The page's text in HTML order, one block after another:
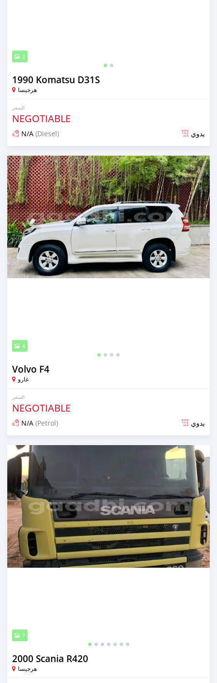
2
1990 Komatsu D31S
هرجيسا
السعر
NEGOTIABLE
N/A (Diesel) يدوي
تم النشر منذ 10 أشهر مضت
4
Volvo F4
غارو
السعر
NEGOTIABLE
N/A (Petrol) يدوي
تم النشر منذ حوالي سنتان مضت
7
2000 Scania R420
هرجيسا